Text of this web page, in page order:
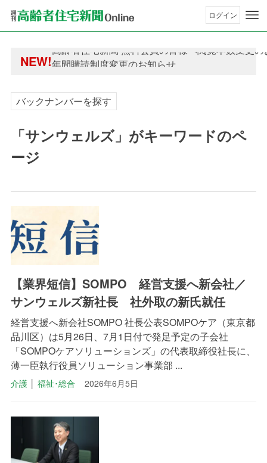
ログイン
NEW!
年間購読制度変更のお知らせ
年間購読制度変更のお知らせ
バックナンバーを探す
「サンウェルズ」がキーワードのペ
ージ
【業界短信】SOMPO 経営支援へ新会社／
サンウェルズ新社長 社外取の新氏就任
経営支援へ新会社SOMPO 社長公表SOMPOケア（東京都
品川区）は5月26日、7月1日付で発足予定の子会社
「SOMPOケアソリューションズ」の代表取締役社長に、
薄一臣執行役員ソリューション事業部 ...
介護│ 福祉･総合 2026年6月5日